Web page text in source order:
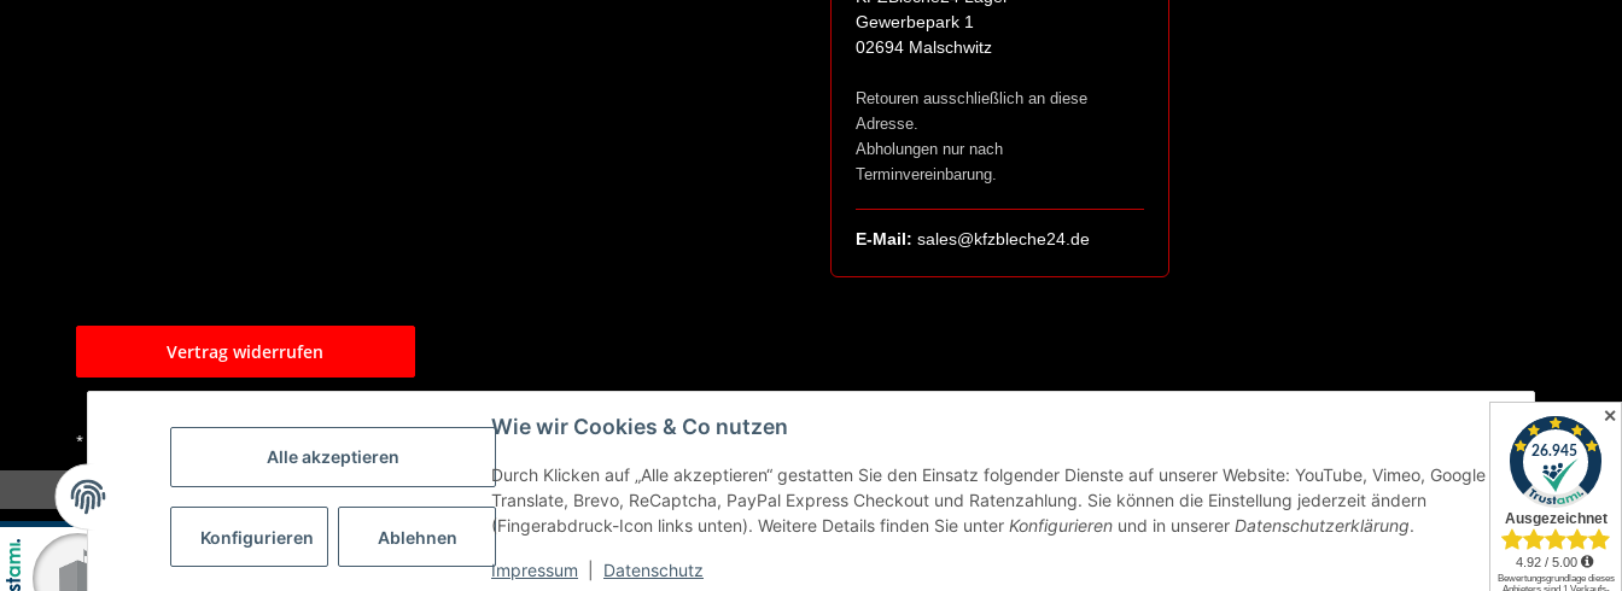
Alle akzeptieren
Konfigurieren Ablehnen
Wie wir Cookies & Co nutzen
Durch Klicken auf „Alle akzeptieren“ gestatten Sie den Einsatz folgender Dienste auf unserer Website: YouTube, Vimeo, Google
Translate, Brevo, ReCaptcha, PayPal Express Checkout und Ratenzahlung. Sie können die Einstellung jederzeit ändern
(Fingerabdruck-Icon links unten). Weitere Details finden Sie unter Konfigurieren und in unserer Datenschutzerklärung.
Impressum Datenschutz
Gewerbepark 1
02694 Malschwitz
Retouren ausschließlich an diese
Adresse.
Abholungen nur nach
Terminvereinbarung.
E-Mail: sales@kfzbleche24.de
Vertrag widerrufen
* Alle Preise inkl. gesetzlicher USt., zzgl.
✕